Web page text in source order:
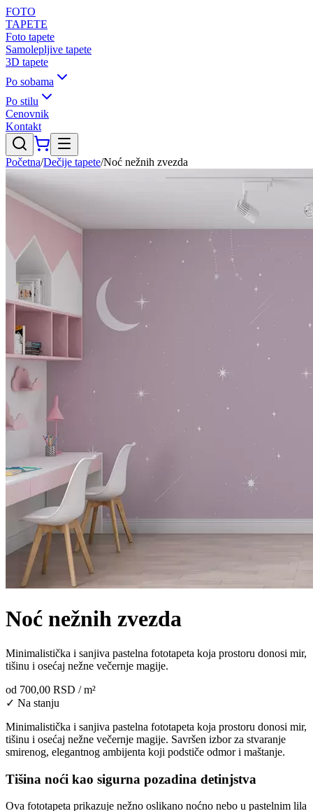
FOTO
TAPETE
Foto tapete
Samolepljive tapete
3D tapete
Po sobama
Po stilu
Cenovnik
Kontakt
Početna/Dečije tapete/Noć nežnih zvezda
Noć nežnih zvezda
Minimalistička i sanjiva pastelna fototapeta koja prostoru donosi mir,
tišinu i osećaj nežne večernje magije.
od 700,00 RSD / m²
✓ Na stanju
Minimalistička i sanjiva pastelna fototapeta koja prostoru donosi mir,
tišinu i osećaj nežne večernje magije. Savršen izbor za stvaranje
smirenog, elegantnog ambijenta koji podstiče odmor i maštanje.
Tišina noći kao sigurna pozadina detinjstva
Ova fototapeta prikazuje nežno oslikano noćno nebo u pastelnim lila